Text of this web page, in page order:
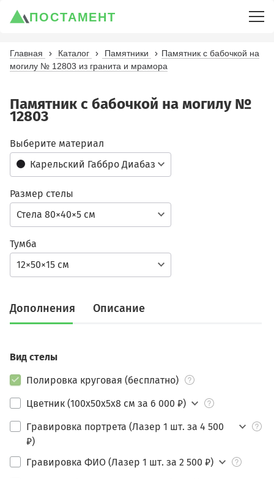
ПОСТАМЕНТ
Главная Каталог Памятники
Памятник с бабочкой на
могилу № 12803 из гранита и мрамора
Памятник с бабочкой на могилу №
12803
Карельский Габбро Диабаз
Выберите материал
Стела 80×40×5 см
Размер стелы
12×50×15 см
Тумба
Дополнения Описание
Вид стелы
Полировка круговая (бесплатно)
Цветник (100х50х5х8 см за 6 000 ₽)
Гравировка портрета (Лазер 1 шт. за 4 500
₽)
Гравировка ФИО (Лазер 1 шт. за 2 500 ₽)